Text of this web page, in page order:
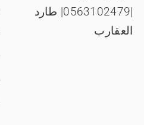
|0563102479| طارد
العقارب